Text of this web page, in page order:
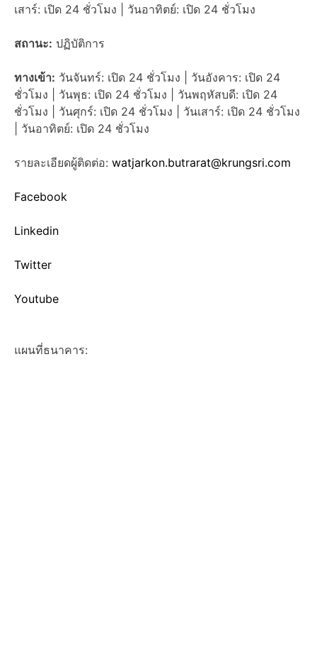
เสาร์: เปิด 24 ชั่วโมง | วันอาทิตย์: เปิด 24 ชั่วโมง
สถานะ: ปฏิบัติการ
ทางเข้า: วันจันทร์: เปิด 24 ชั่วโมง | วันอังคาร: เปิด 24
ชั่วโมง | วันพุธ: เปิด 24 ชั่วโมง | วันพฤหัสบดี: เปิด 24
ชั่วโมง | วันศุกร์: เปิด 24 ชั่วโมง | วันเสาร์: เปิด 24 ชั่วโมง
| วันอาทิตย์: เปิด 24 ชั่วโมง
รายละเอียดผู้ติดต่อ: watjarkon.butrarat@krungsri.com
Facebook
Linkedin
Twitter
Youtube
แผนที่ธนาคาร: